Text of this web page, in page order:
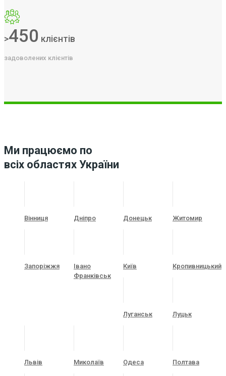
>450 клієнтів
задоволених клієнтів
Ми працюємо по
всіх областях України
Вінниця Дніпро Донецьк Житомир
Запоріжжя
Івано
Франківськ
Київ Кропивницький
Луганськ Луцьк
Львів Миколаїв Одеса Полтава